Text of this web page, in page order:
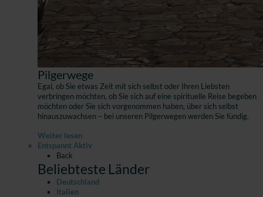
Pilgerwege
Egal, ob Sie etwas Zeit mit sich selbst oder Ihren Liebsten
verbringen möchten, ob Sie sich auf eine spirituelle Reise begeben
möchten oder Sie sich vorgenommen haben, über sich selbst
hinauszuwachsen – bei unseren Pilgerwegen werden Sie fündig.
Weiter lesen
Entspannt Aktiv
Back
Beliebteste Länder
Deutschland
Italien